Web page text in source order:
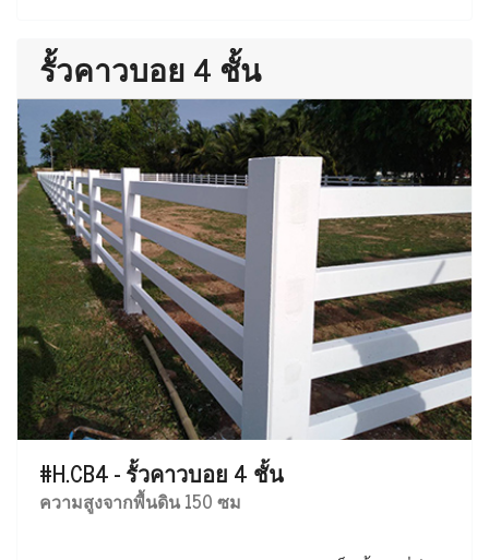
รั้วคาวบอย 4 ชั้น
#H.CB4 - รั้วคาวบอย 4 ชั้น
ความสูงจากพื้นดิน 150 ซม